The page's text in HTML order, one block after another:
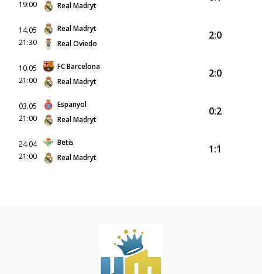
19:00
Real Madryt
14.05
21:30
Real Madryt
Real Oviedo
2:0
10.05
21:00
FC Barcelona
Real Madryt
2:0
03.05
21:00
Espanyol
Real Madryt
0:2
24.04
21:00
Betis
Real Madryt
1:1